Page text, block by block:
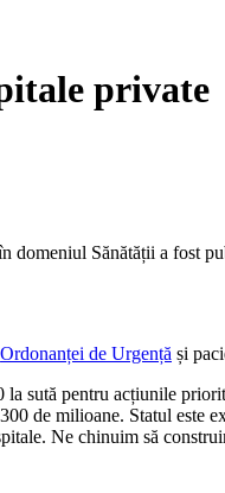
private
domeniul Sănătății a fost
Ordonanței de Urgență și
sută pentru acțiunile
de milioane. Statul este
Ne chinuim să